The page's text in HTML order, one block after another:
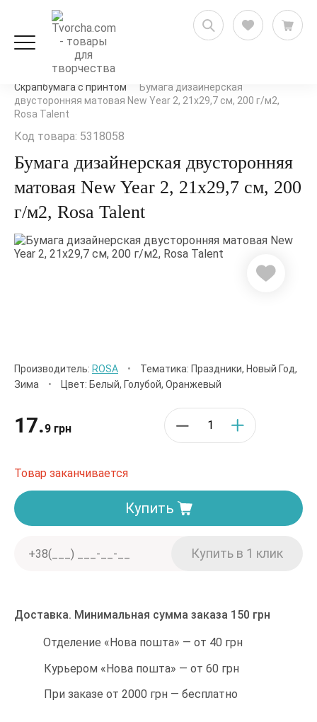
Скрапбукинг
Бумага для скрапбукинга
Скрапбумага с принтом
Бумага дизайнерская
двусторонняя матовая New Year 2, 21х29,7 см, 200 г/м2,
Rosa Talent
Код товара: 5318058
Бумага дизайнерская двусторонняя
матовая New Year 2, 21х29,7 см, 200
г/м2, Rosa Talent
Производитель: ROSA •
Тематика: Праздники, Новый Год,
Зима
• Цвет: Белый, Голубой, Оранжевый
17.9 грн
Товар заканчивается
Купить
Доставка. Минимальная сумма заказа 150 грн
Отделение «Нова пошта» — от 40 грн
Курьером «Нова пошта» — от 60 грн
При заказе от 2000 грн — бесплатно